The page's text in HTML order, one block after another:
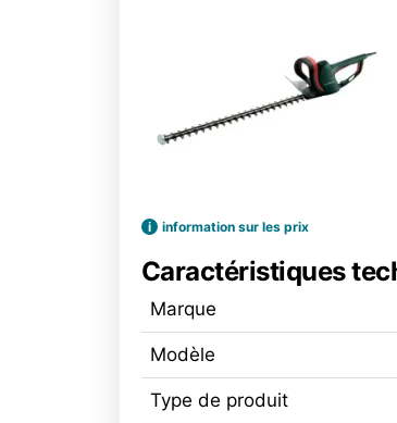
i information sur les prix
Caractéristiques
Marque
Modèle
Type de produit